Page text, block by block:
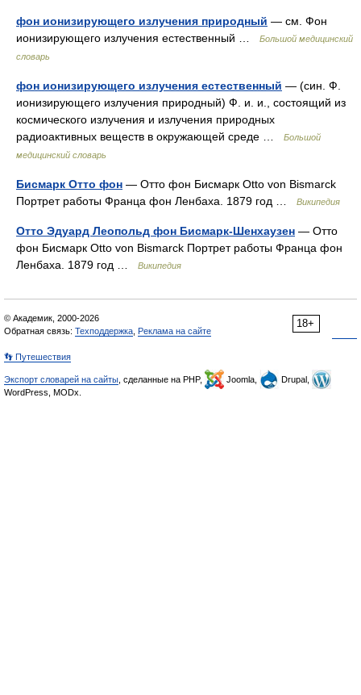
фон ионизирующего излучения природный — см. Фон
ионизирующего излучения естественный …
Большой медицинский
словарь
фон ионизирующего излучения естественный — (син. Ф.
ионизирующего излучения природный) Ф. и. и., состоящий из
космического излучения и излучения природных
радиоактивных веществ в окружающей среде …
Большой
медицинский словарь
Бисмарк Отто фон — Отто фон Бисмарк Otto von Bismarck
Портрет работы Франца фон Ленбаха. 1879 год …
Википедия
Отто Эдуард Леопольд фон Бисмарк-Шенхаузен — Отто
фон Бисмарк Otto von Bismarck Портрет работы Франца фон
Ленбаха. 1879 год …
Википедия
18+
© Академик, 2000-2026
Обратная связь: Техподдержка Реклама на сайте
👣 Путешествия
Экспорт словарей на сайты , сделанные на PHP, Joomla,
Drupal,
WordPress, MODx.